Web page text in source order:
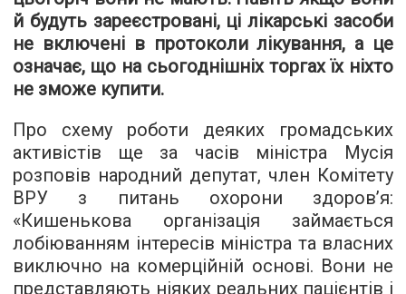
й будуть зареєстровані, ці лікарські засоби
не включені в протоколи лікування, а це
означає, що на сьогоднішніх торгах їх ніхто
не зможе купити.
Про схему роботи деяких громадських
активістів ще за часів міністра Мусія
розповів народний депутат, член Комітету
ВРУ з питань охорони здоров’я:
«Кишенькова організація займається
лобіюванням інтересів міністра та власних
виключно на комерційній основі. Вони не
представляють ніяких реальних пацієнтів і